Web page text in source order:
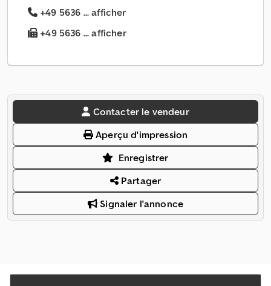
+49 5636 ... afficher
+49 5636 ... afficher
Contacter le vendeur
Aperçu d'impression
Enregistrer
Partager
Signaler l'annonce